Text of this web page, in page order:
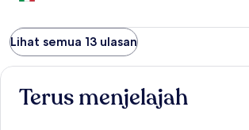
Lihat semua 13 ulasan
Terus menjelajah